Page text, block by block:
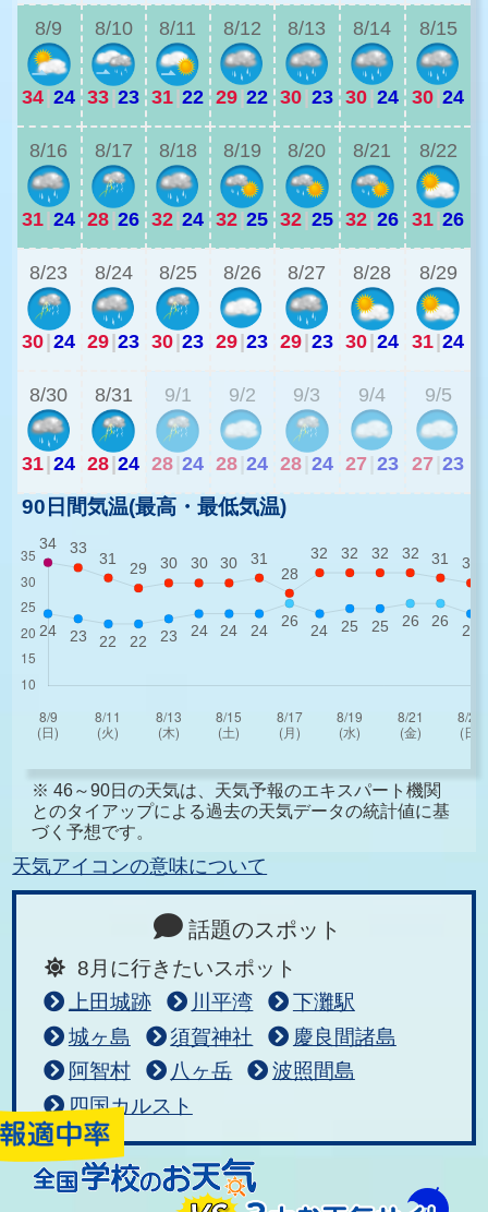
8/9
34 24
8/10
33 23
8/11
31 22
8/12
29 22
8/13
30 23
8/14
30 24
8/15
30 24
8/16
31 24
8/17
28 26
8/18
32 24
8/19
32 25
8/20
32 25
8/21
32 26
8/22
31 26
8/23
30 24
8/24
29 23
8/25
30 23
8/26
29 23
8/27
29 23
8/28
30 24
8/29
31 24
8/30
31 24
8/31
28 24
9/1
28 24
9/2
28 24
9/3
28 24
9/4
27 23
9/5
27 23
90日間気温(最高・最低気温)
※ 46～90日の天気は、天気予報のエキスパート機関
とのタイアップによる過去の天気データの統計値に基
づく予想です。
天気アイコンの意味について
話題のスポット
8月に行きたいスポット
上田城跡
川平湾
下灘駅
城ヶ島
須賀神社
慶良間諸島
阿智村
八ヶ岳
波照間島
四国カルスト